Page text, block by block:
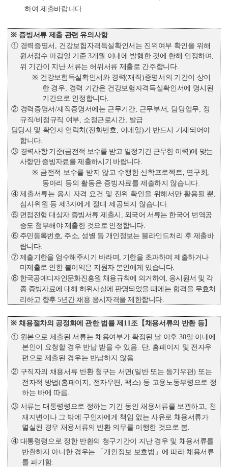
하여 제출바랍니다.
※ 증빙서류 제출 관련 유의사항
① 경력증명서
건강보험자격득실확인서는 진위여부 확인을 위해
원서접수 마감일 기준 3개월 이내에 발행한 것에 한해 인정하며 ,
위 기간이 지난 서류는 허위서류 제출로 간주합니다.
※ 건강보험득실확인서와 경력(재직)증명서의 기간이 상이
한 경우
경력 기간은 건강보험자격득실확인서에 명시된
기간으로 인정합니다.
② 경력증명서/재직증명서에는 근무기간, 근무부서 담당업무
정
규직/비정규직 여부 소정근로시간, 발급
담당자 및 확인자 연락처(전화번호, 이메일)가 반드시 기재되어야
합니다.
③ 경력사항 기준(금전적 보수를 받고 일정기간 근무한 이력)에 맞는
사항만 증빙자료를 제출하시기 바랍니다.
※ 금전적 보수를 받지 않고 수행한 산학프로젝트 연구회
동아리 등의 활동은 증빙 자료를 제출하지 않습니다
④ 제출서류는 응시 자격 요건 및 진위 확인을 위해서만 활용될 뿐
심사위원 등 제 3자에게 절대 제공되지 않습니다.
⑤ 면접전형 대상자 증빙서류 제출시
외국어 서류는 한국어 번역공
증도 첨부해야 제출한 것으로 인정합니다.
⑥ 주민등록번호, 주소, 성별 등 개인정보는 블라인드처리 후 제출바
랍니다.
⑦ 제출기한을 엄수해주시기 바라며 기한을 초과하여 제출하거나
미제출로 인한 불이익은 지원자 본인에게 있습니다.
⑧ 한국공예디자인문화진흥원 채용규칙에 의거하여
응시원서 및 각
종 증빙자료에 대해 허위사실에 판명되었을 때에는 합격을 무효처
리하고 향후5년간 채용 응시자격을 제한합니다.
※채용절차의 공정화에 관한 법률 제 11 조【채용서류의 반환 등】
① 원본으로 제출된 서류는 채용여부가 확정된 날 이후 30일 이내에
본인이 요청할 경우 반납 받을 수 있음. 단, 홈페이지 및 전자우
편으로 제출된 경우는 반납하지 않음
② 구직자의 채용서류 반환 청구는 서면(일반 또는 등기우편) 또는
전자적 방법(홈페이지 전자우편 팩스) 등 고용노동부령으로 정
하는 바에 따름
③ 서류는 대통령령으로 정하는 기간 동안 채용서류를 보관하고
천
재지변이나 그 밖에 구인자에게 책임 없는 사유로 채용서류가
멸실된 경우 채용서류의 반환 의무를 이행한 것으로 봄.
④ 대통령령으로 정한 반환의 청구기간이 지난 경우 및 채용서류를
반환하지 아니한 경우는
「 개인정보 보호법 」 에 따라 채용서류
를 파기함.